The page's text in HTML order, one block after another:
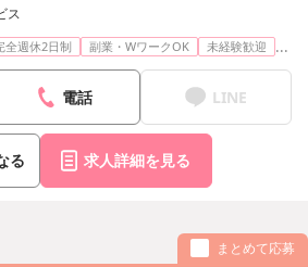
ス
全週休2日制 副業・WワークOK 未経験歓迎 ...
電話 LINE
る 求人詳細を見る
まとめて応募